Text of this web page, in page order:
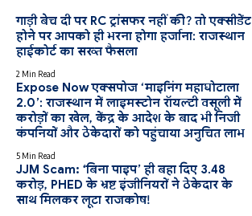
गाड़ी बेच दी पर RC ट्रांसफर नहीं की? तो एक्सीडेंट
होने पर आपको ही भरना होगा हर्जाना: राजस्थान
हाईकोर्ट का सख्त फैसला
2 Min Read
Expose Now एक्सपोज ‘माइनिंग महाघोटाला
2.0’: राजस्थान में लाइमस्टोन रॉयल्टी वसूली में
करोड़ों का खेल, केंद्र के आदेश के बाद भी निजी
कंपनियों और ठेकेदारों को पहुंचाया अनुचित लाभ
5 Min Read
JJM Scam: ‘बिना पाइप’ ही बहा दिए 3.48
करोड़, PHED के भ्रष्ट इंजीनियरों ने ठेकेदार के
साथ मिलकर लूटा राजकोष!